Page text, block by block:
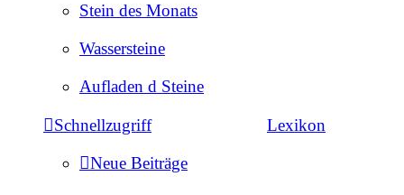
Stein des Monats
Wassersteine
Aufladen d Steine
Schnellzugriff
Neue Beiträge
Lexikon